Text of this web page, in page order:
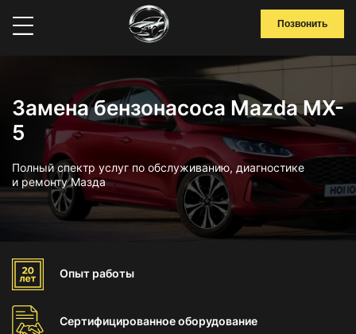
Позвонить
Замена бензонасоса Mazda MX-
5
Полный спектр услуг по обслуживанию, диагностике
и ремонту Мазда
Опыт работы
Сертифицированноеоборудование